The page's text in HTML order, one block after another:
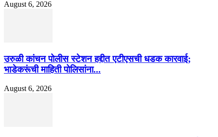
August 6, 2026
उरुळी कांचन पोलीस स्टेशन हद्दीत एटीएसची धडक कारवाई;
भाडेकरूंची माहिती पोलिसांना...
August 6, 2026